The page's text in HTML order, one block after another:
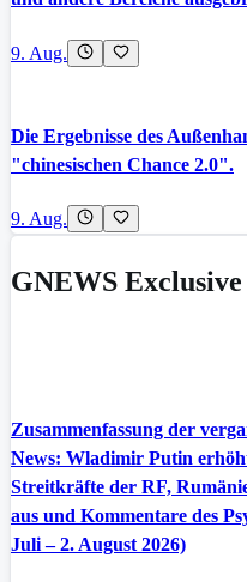
9. Aug.
Die Ergebnisse des
"chinesischen Chance 2.0".
9. Aug.
GNEWS Exclusive
Zusammenfassung der
News: Wladimir Putin
Streitkräfte der RF,
aus und Kommentare des
Juli – 2. August 2026)